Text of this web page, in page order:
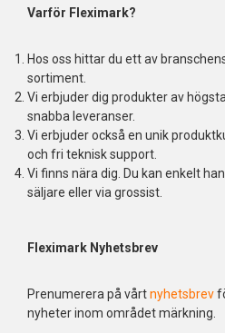
Varför Fleximark?
Hos oss hittar du ett av
sortiment.
Vi erbjuder dig produkter av
snabba leveranser.
Vi erbjuder också en unik
och fri teknisk support.
Vi finns nära dig. Du kan enkelt
säljare eller via grossist.
Fleximark Nyhetsbrev
Prenumerera på vårtnyhetsbrev
nyheter inom området märkning.